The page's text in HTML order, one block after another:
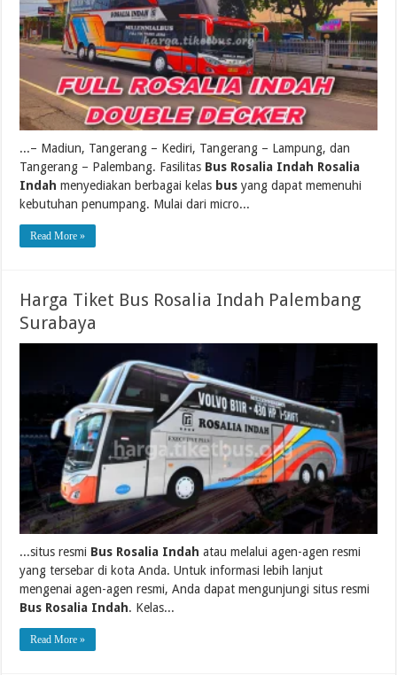
...– Madiun, Tangerang – Kediri, Tangerang – Lampung, dan
Tangerang – Palembang. Fasilitas Bus Rosalia Indah Rosalia
Indah menyediakan berbagai kelas bus yang dapat memenuhi
kebutuhan penumpang. Mulai dari micro...
Read More »
Harga Tiket Bus Rosalia Indah Palembang
Surabaya
...situs resmi Bus Rosalia Indah atau melalui agen-agen resmi
yang tersebar di kota Anda. Untuk informasi lebih lanjut
mengenai agen-agen resmi, Anda dapat mengunjungi situs resmi
Bus Rosalia Indah. Kelas...
Read More »